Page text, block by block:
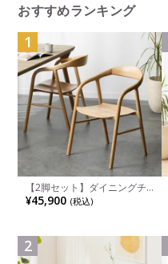
おすすめランキング
1
【2脚セット】ダイニングチ
ェア 木製 LUGA 肘付き チェ
ア 天然木 リビング椅子 板座
ュラル ブラウン 完成品
¥45,900 (税込)
2